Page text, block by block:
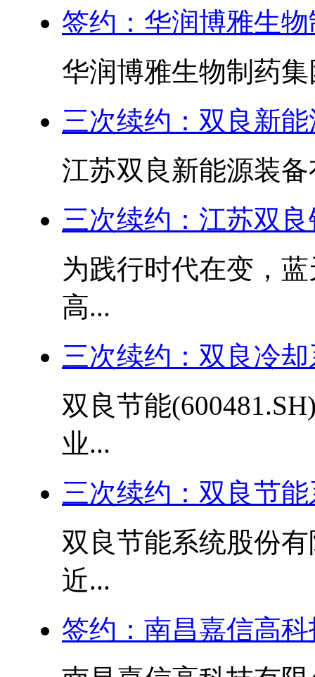
签约：华润博雅生
华润博雅生物制药
三次续约：双良新
江苏双良新能源装
三次续约：江苏双
为践行时代在变，
高...
三次续约：双良冷
双良节能
业...
三次续约：双良节
双良节能系统股份
近...
签约：南昌嘉信高